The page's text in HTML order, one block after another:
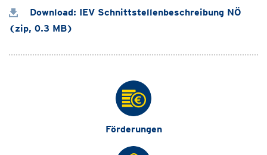
Download: IEV Schnittstellenbeschreibung NÖ
(zip, 0.3 MB)
Förderungen